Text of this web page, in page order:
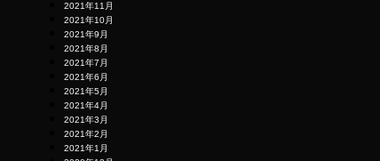
2021年11月
2021年10月
2021年9月
2021年8月
2021年7月
2021年6月
2021年5月
2021年4月
2021年3月
2021年2月
2021年1月